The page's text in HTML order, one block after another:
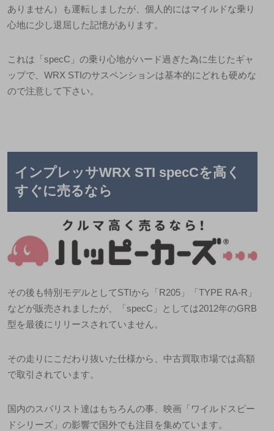
ありません）も運転しましたが、個人的にはマイルドな乗り
心地に少し退屈した記憶があります。
これは「specC 」の乗り心地がハード過ぎた為に生じたギャ
ップで、 WRX STIのサスペンションは基本的にどれも硬めな
ので注意して下さい。
インプレッサWRX STI specCを高く
すぐに売るなら
その後も特別モデルとしてSTIから「R205 」「TYPE RA-R 」
などが販売されましたが、「specC 」としては2012年のGRB
型を最後にリリースされていません。
その走りにこだわり抜いた仕様から、中古買取市場では高額
で取引されています。
国内のスバリスト達はもちろんの事、映画「ワイルドスピー
ドシリーズ」の影響で国外でも注目を集めています。